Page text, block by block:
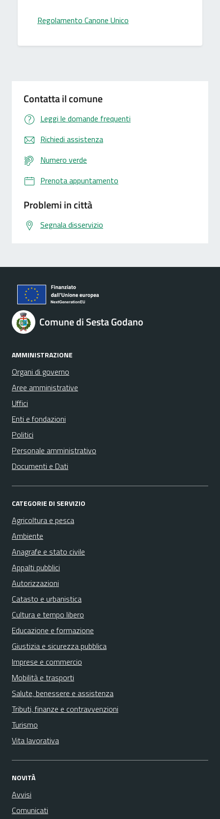
Regolamento Canone Unico
Contatta il comune
Leggi le domande frequenti
Richiedi assistenza
Numero verde
Prenota appuntamento
Problemi in città
Segnala disservizio
Comune di Sesta Godano
AMMINISTRAZIONE
Organi di governo
Aree amministrative
Uffici
Enti e fondazioni
Politici
Personale amministrativo
Documenti e Dati
CATEGORIE DI SERVIZIO
Agricoltura e pesca
Ambiente
Anagrafe e stato civile
Appalti pubblici
Autorizzazioni
Catasto e urbanistica
Cultura e tempo libero
Educazione e formazione
Giustizia e sicurezza pubblica
Imprese e commercio
Mobilità e trasporti
Salute, benessere e assistenza
Tributi, finanze e contravvenzioni
Turismo
Vita lavorativa
NOVITÀ
Avvisi
Comunicati